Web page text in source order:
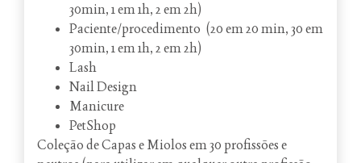
30min, 1 em 1h, 2 em 2h)
Paciente/procedimento (20 em 20 min, 30 em
30min, 1 em 1h, 2 em 2h)
Lash
Nail Design
Manicure
PetShop
Coleção de Capas e Miolos em 30 profissões e